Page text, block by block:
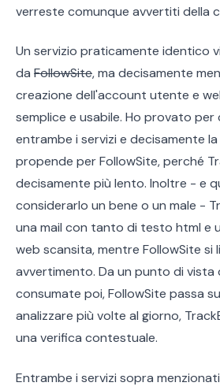
verreste comunque avvertiti della
Un servizio praticamente identico
da FollowSite, ma decisamente
creazione dell'account utente e
semplice e usabile. Ho provato per
entrambe i servizi e decisamente
propende per FollowSite, perché
decisamente più lento. Inoltre - e
considerarlo un bene o un male -
una mail con tanto di testo html e
web scansita, mentre FollowSite si
avvertimento. Da un punto di vista
consumate poi, FollowSite passa
analizzare più volte al giorno,
una verifica contestuale.
Entrambe i servizi sopra